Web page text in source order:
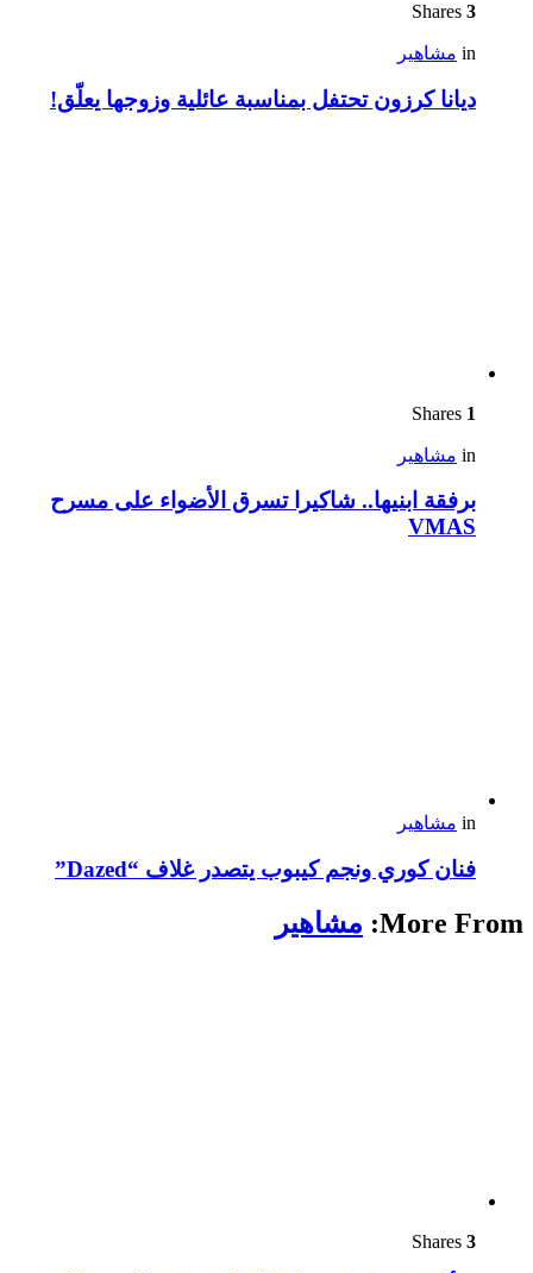
3
in مشاهير
ديانا كرزون تحتفل بمناسبة عائلية وزوجها يعلّق!
1
in مشاهير
برفقة ابنيها.. شاكيرا تسرق الأضواء على مسرح
VMAS
in مشاهير
فنان كوري ونجم كيبوب يتصدر غلاف “Dazed”
More From: مشاهير
3